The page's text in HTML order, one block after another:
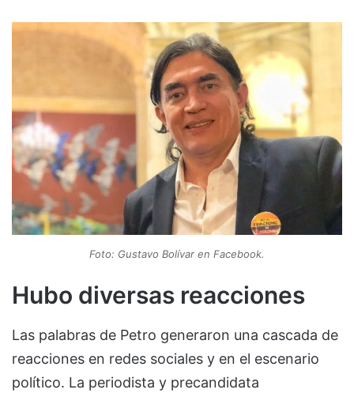
Foto: Gustavo Bolívar en Facebook.
Hubo diversas reacciones
Las palabras de Petro generaron una cascada de
reacciones en redes sociales y en el escenario
político. La periodista y precandidata